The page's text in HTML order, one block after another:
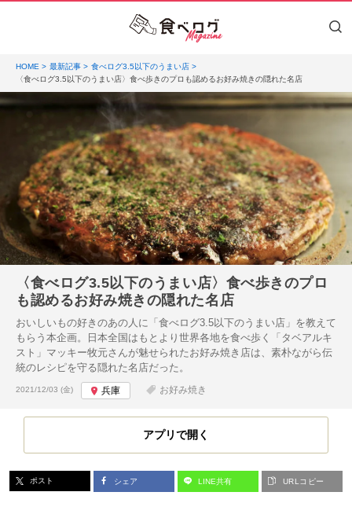
HOME 最新記事
食べログ3.5以下のうまい店
〈食べログ3.5以下のうまい店〉食べ歩きのプロも認めるお好み焼きの隠れた名店
〈食べログ3.5以下のうまい店〉食べ歩きのプロ
も認めるお好み焼きの隠れた名店
おいしいもの好きのあの人に「食べログ3.5以下のうまい店」を教えて
もらう本企画。日本全国はもとより世界各地を食べ歩く「タベアルキ
スト」マッキー牧元さんが魅せられたお好み焼き店は、素朴ながら伝
統のレシピを守る隠れた名店だった。
投稿日:
2021/12/03 (金) 兵庫 お好み焼き
アプリで開く
ポスト シェア LINE共有 URLコピー